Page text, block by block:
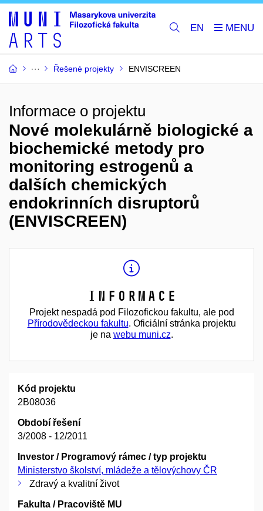
EN
Řešené projekty ENVISCREEN
Informace o projektu
Nové molekulárně biologické a
biochemické metody pro
monitoring estrogenů a
dalších chemických
endokrinních disruptorů
(ENVISCREEN)
Informace
Projekt nespadá pod Filozofickou fakultu, ale pod
Přírodovědeckou fakultu. Oficiální stránka projektu
je na webu muni.cz.
Kód projektu
2B08036
Období řešení
3/2008 - 12/2011
Investor / Programový rámec / typ projektu
Ministerstvo školství, mládeže a tělovýchovy ČR
Zdravý a kvalitní život
Fakulta / Pracoviště MU